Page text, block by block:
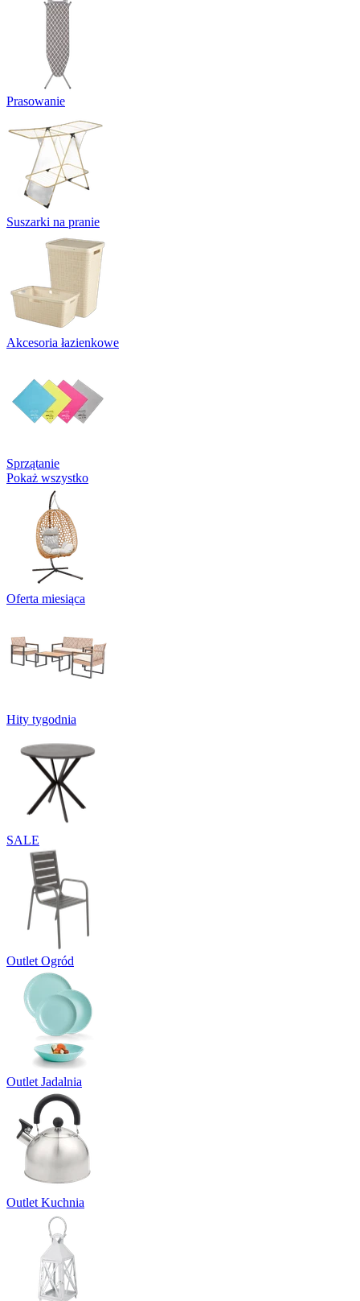
Prasowanie
Suszarki na pranie
Akcesoria łazienkowe
Sprzątanie
Pokaż wszystko
Oferta miesiąca
Hity tygodnia
SALE
Outlet Ogród
Outlet Jadalnia
Outlet Kuchnia